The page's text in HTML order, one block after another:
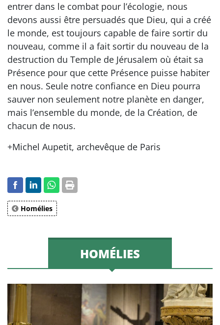
entrer dans le combat pour l’écologie, nous
devons aussi être persuadés que Dieu, qui a créé
le monde, est toujours capable de faire sortir du
nouveau, comme il a fait sortir du nouveau de la
destruction du Temple de Jérusalem où était sa
Présence pour que cette Présence puisse habiter
en nous. Seule notre confiance en Dieu pourra
sauver non seulement notre planète en danger,
mais l’ensemble du monde, de la Création, de
chacun de nous.
+Michel Aupetit, archevêque de Paris
Homélies
HOMÉLIES